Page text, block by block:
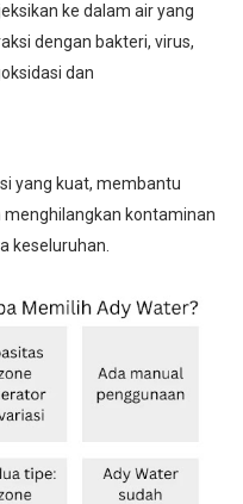
ke dalam air yang
dengan bakteri, virus,
dan
yang kuat, membantu
kontaminan
keseluruhan.